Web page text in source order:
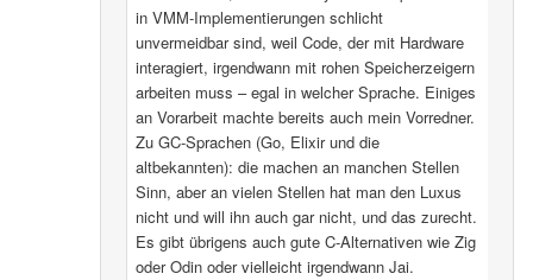
in VMM-Implementierungen schlicht
unvermeidbar sind, weil Code, der mit Hardware
interagiert, irgendwann mit rohen Speicherzeigern
arbeiten muss – egal in welcher Sprache. Einiges
an Vorarbeit machte bereits auch mein Vorredner.
Zu GC-Sprachen (Go, Elixir und die
altbekannten): die machen an manchen Stellen
Sinn, aber an vielen Stellen hat man den Luxus
nicht und will ihn auch gar nicht, und das zurecht.
Es gibt übrigens auch gute C-Alternativen wie Zig
oder Odin oder vielleicht irgendwann Jai.